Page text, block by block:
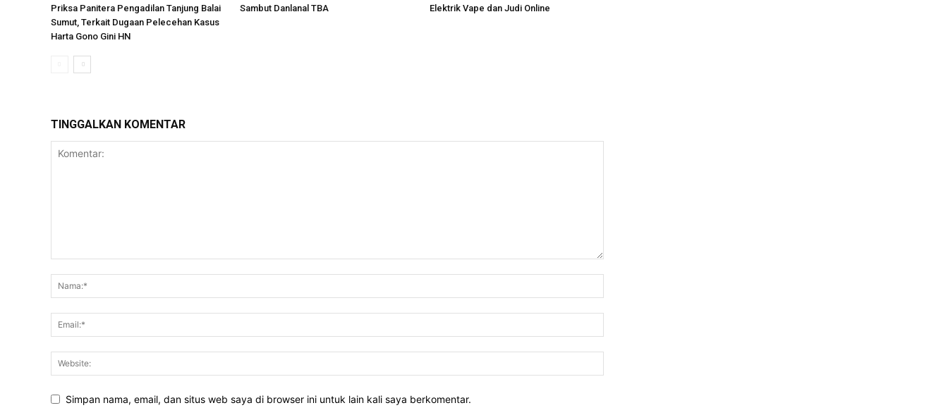
Priksa Panitera Pengadilan Tanjung Balai
Sumut, Terkait Dugaan Pelecehan Kasus
Harta Gono Gini HN
Sambut Danlanal TBA
Elektrik Vape dan Judi Online
TINGGALKAN KOMENTAR
Simpan nama, email, dan situs web saya di browser ini untuk lain kali saya berkomentar.